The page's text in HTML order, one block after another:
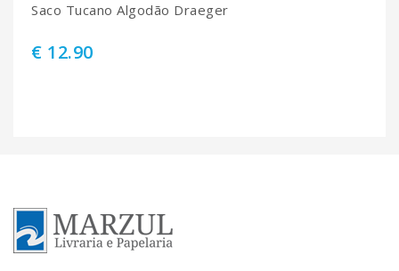
Saco Tucano Algodão Draeger
€ 12.90